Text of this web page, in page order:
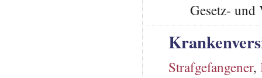
Gesetz-
Strafgefangener,